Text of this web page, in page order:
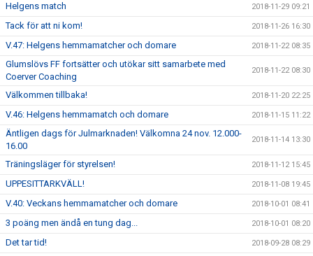
Helgens match 2018-11-29 09:21
Tack för att ni kom! 2018-11-26 16:30
V.47: Helgens hemmamatcher och domare 2018-11-22 08:35
Glumslövs FF fortsätter och utökar sitt samarbete med
Coerver Coaching
2018-11-22 08:30
Välkommen tillbaka! 2018-11-20 22:25
V.46: Helgens hemmamatch och domare 2018-11-15 11:22
Äntligen dags för Julmarknaden! Välkomna 24 nov. 12.000-
16.00
2018-11-14 13:30
Träningsläger för styrelsen! 2018-11-12 15:45
UPPESITTARKVÄLL! 2018-11-08 19:45
V.40: Veckans hemmamatcher och domare 2018-10-01 08:41
3 poäng men ändå en tung dag... 2018-10-01 08:20
Det tar tid! 2018-09-28 08:29